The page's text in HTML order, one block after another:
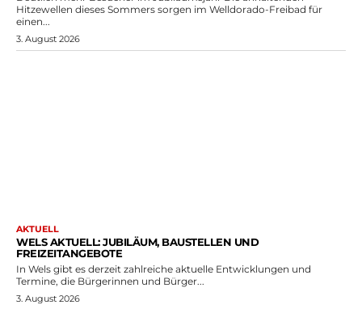
Hitzewellen dieses Sommers sorgen im Welldorado-Freibad für
einen...
3. August 2026
AKTUELL
WELS AKTUELL: JUBILÄUM, BAUSTELLEN UND
FREIZEITANGEBOTE
In Wels gibt es derzeit zahlreiche aktuelle Entwicklungen und
Termine, die Bürgerinnen und Bürger...
3. August 2026